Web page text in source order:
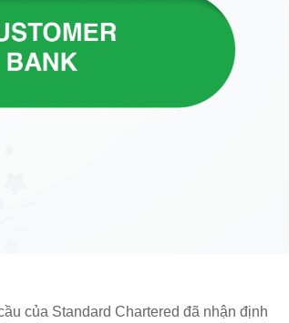
của Standard Chartered đã nhận định